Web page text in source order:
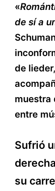
«
de sí a
de
muestra
entre
Sufrió
su